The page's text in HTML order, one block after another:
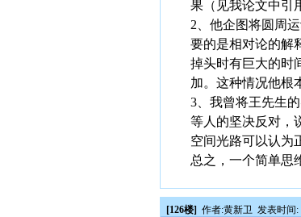
果（见我论文中引
2、他企图将圆周
要的是相对论的解
掉头时有巨大的时
加。这种情况他根
3、我曾将王先生
等人的坚决反对，
空间光路可以认为
总之，一个简单思
[126楼] 作者:黄新卫 发表时间: